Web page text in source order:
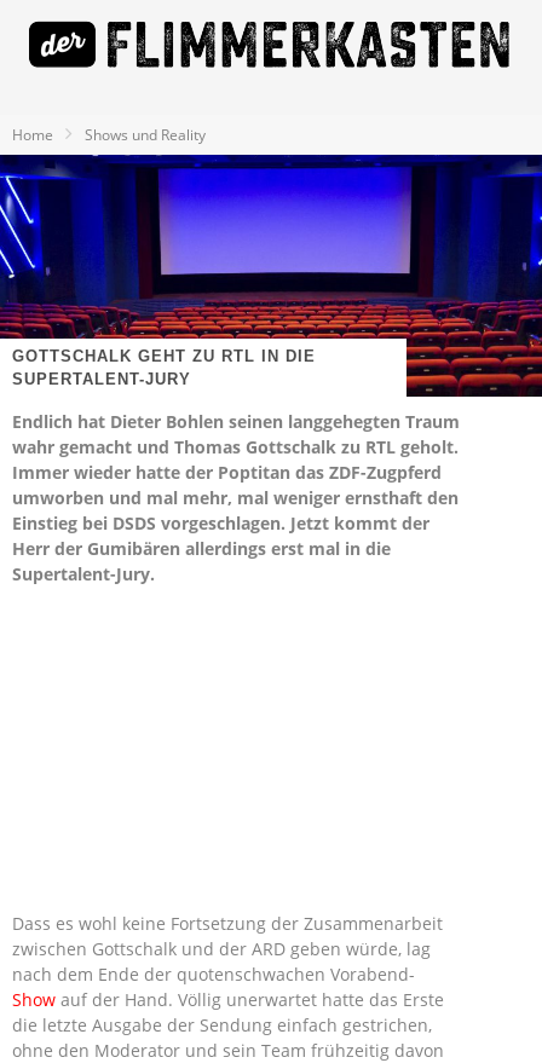
Home Shows und Reality
GOTTSCHALK GEHT ZU RTL IN DIE
SUPERTALENT-JURY
Endlich hat Dieter Bohlen seinen langgehegten Traum
wahr gemacht und Thomas Gottschalk zu RTL geholt.
Immer wieder hatte der Poptitan das ZDF-Zugpferd
umworben und mal mehr, mal weniger ernsthaft den
Einstieg bei DSDS vorgeschlagen. Jetzt kommt der
Herr der Gumibären allerdings erst mal in die
Supertalent-Jury.
Dass es wohl keine Fortsetzung der Zusammenarbeit
zwischen Gottschalk und der ARD geben würde, lag
nach dem Ende der quotenschwachen Vorabend-
Show auf der Hand. Völlig unerwartet hatte das Erste
die letzte Ausgabe der Sendung einfach gestrichen,
ohne den Moderator und sein Team frühzeitig davon